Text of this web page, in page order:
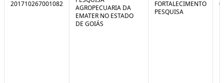
201710267001082
AGROPECUARIA DA
EMATER NO ESTADO
DE GOIÁS
FORTALECIMENTO
PESQUISA